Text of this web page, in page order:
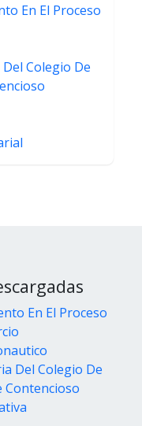
En El Proceso
Colegio De
En El Proceso
Del Colegio De
Contencioso